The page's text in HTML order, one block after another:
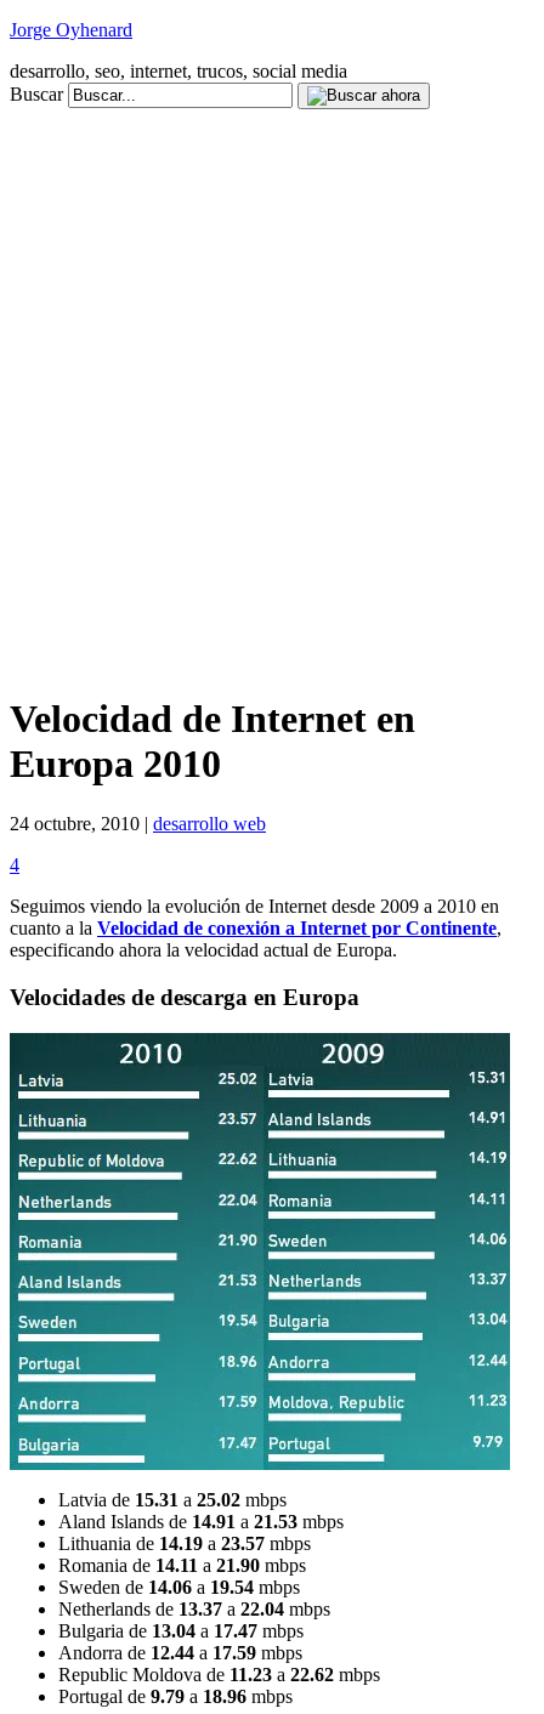
Jorge Oyhenard
desarrollo, seo, internet, trucos, social media
Buscar
Velocidad de Internet en
Europa 2010
24 octubre, 2010 | desarrollo web
4
Seguimos viendo la evolución de Internet desde 2009 a 2010 en
cuanto a la Velocidad de conexión a Internet por Continente,
especificando ahora la velocidad actual de Europa.
Velocidades de descarga en Europa
Latvia de 15.31 a 25.02 mbps
Aland Islands de 14.91 a 21.53 mbps
Lithuania de 14.19 a 23.57 mbps
Romania de 14.11 a 21.90 mbps
Sweden de 14.06 a 19.54 mbps
Netherlands de 13.37 a 22.04 mbps
Bulgaria de 13.04 a 17.47 mbps
Andorra de 12.44 a 17.59 mbps
Republic Moldova de 11.23 a 22.62 mbps
Portugal de 9.79 a 18.96 mbps